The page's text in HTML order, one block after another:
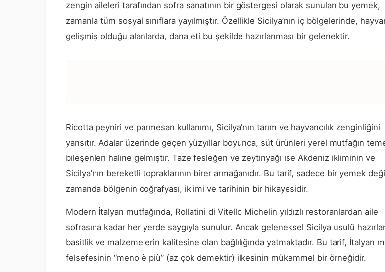
zengin aileleri tarafından sofra sanatının bir göstergesi olarak sunulan bu yemek,
zamanla tüm sosyal sınıflara yayılmıştır. Özellikle Sicilya’nın iç bölgelerinde,
gelişmiş olduğu alanlarda, dana eti bu şekilde hazırlanması bir gelenektir.
Ricotta peyniri ve parmesan kullanımı, Sicilya’nın tarım ve hayvancılık zenginliğini
yansıtır. Adalar üzerinde geçen yüzyıllar boyunca, süt ürünleri yerel mutfağın
bileşenleri haline gelmiştir. Taze fesleğen ve zeytinyağı ise Akdeniz ikliminin ve
Sicilya’nın bereketli topraklarının birer armağanıdır. Bu tarif, sadece bir yemek
zamanda bölgenin coğrafyası, iklimi ve tarihinin bir hikayesidir.
Modern İtalyan mutfağında, Rollatini di Vitello Michelin yıldızlı restoranlardan aile
sofrasına kadar her yerde saygıyla sunulur. Ancak geleneksel Sicilya usulü
basitlik ve malzemelerin kalitesine olan bağlılığında yatmaktadır. Bu tarif, İtalyan
felsefesinin “meno è più” (az çok demektir) ilkesinin mükemmel bir örneğidir.